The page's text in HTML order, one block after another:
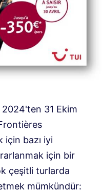
2024'ten 31 Ekim
için bazı iyi
için bir
çeşitli turlarda
mümkündür: